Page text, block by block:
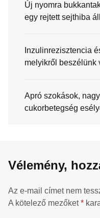
Új nyomra
egy rejtett sejthiba
Inzulinrezisztencia
melyikről beszélünk
Apró szokások,
cukorbetegség
Vélemény,
Az e-mail címet nem
A kötelező mezőket*